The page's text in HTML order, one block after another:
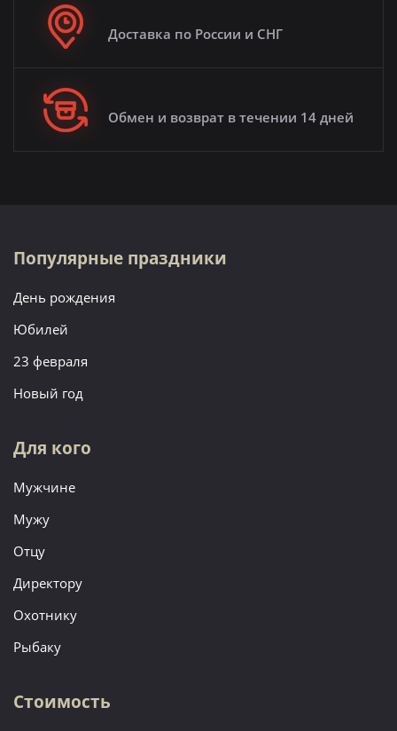
Доставка по России и СНГ
Обмен и возврат в течении 14 дней
Популярные праздники
День рождения
Юбилей
23 февраля
Новый год
Для кого
Мужчине
Мужу
Отцу
Директору
Охотнику
Рыбаку
Стоимость